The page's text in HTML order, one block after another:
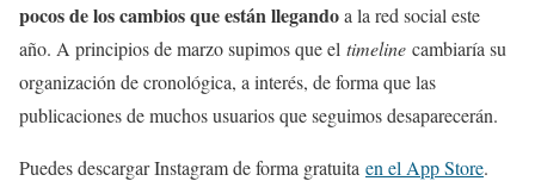
pocos de los cambios que están llegandoa la red social este
año. A principios de marzo supimos que el timeline cambiaría su
organización de cronológica, a interés, de forma que las
publicaciones de muchos usuarios que seguimos desaparecerán.
Puedes descargar Instagram de forma gratuita en el App Store.